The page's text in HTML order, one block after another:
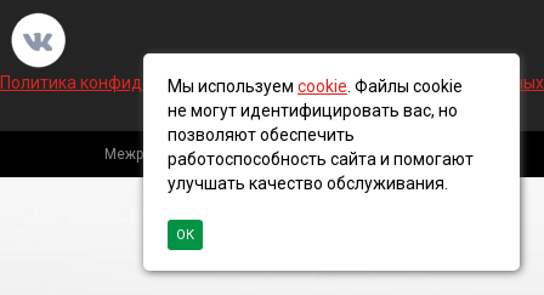
Политика конфиденциальности и обработки персональных данных
Межрегиональная кабельная компания, 2016 ©
Мы используем cookie . Файлы cookie
не могут идентифицировать вас, но
позволяют обеспечить
работоспособность сайта и помогают
улучшать качество обслуживания.
ОК